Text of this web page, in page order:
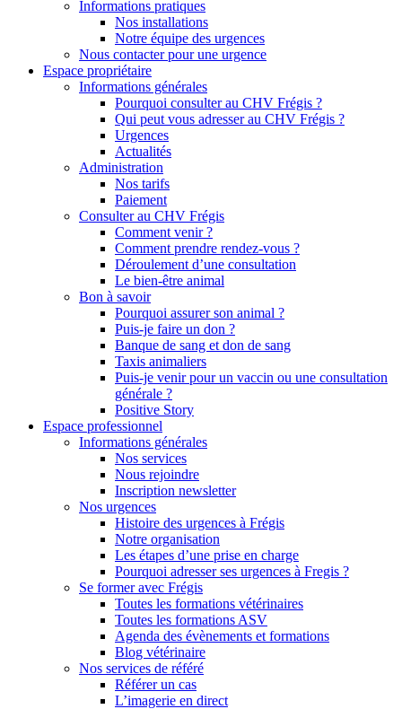
Informations pratiques
Nos installations
Notre équipe des urgences
Nous contacter pour une urgence
Espace propriétaire
Informations générales
Pourquoi consulter au CHV Frégis ?
Qui peut vous adresser au CHV Frégis ?
Urgences
Actualités
Administration
Nos tarifs
Paiement
Consulter au CHV Frégis
Comment venir ?
Comment prendre rendez-vous ?
Déroulement d’une consultation
Le bien-être animal
Bon à savoir
Pourquoi assurer son animal ?
Puis-je faire un don ?
Banque de sang et don de sang
Taxis animaliers
Puis-je venir pour un vaccin ou une consultation
générale ?
Positive Story
Espace professionnel
Informations générales
Nos services
Nous rejoindre
Inscription newsletter
Nos urgences
Histoire des urgences à Frégis
Notre organisation
Les étapes d’une prise en charge
Pourquoi adresser ses urgences à Fregis ?
Se former avec Frégis
Toutes les formations vétérinaires
Toutes les formations ASV
Agenda des évènements et formations
Blog vétérinaire
Nos services de référé
Référer un cas
L’imagerie en direct